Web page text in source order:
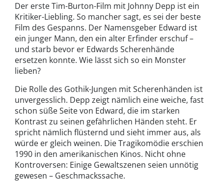
Der erste Tim-Burton-Film mit Johnny Depp ist ein
Kritiker-Liebling. So mancher sagt, es sei der beste
Film des Gespanns. Der Namensgeber Edward ist
ein junger Mann, den ein alter Erfinder erschuf –
und starb bevor er Edwards Scherenhände
ersetzen konnte. Wie lässt sich so ein Monster
lieben?
Die Rolle des Gothik-Jungen mit Scherenhänden ist
unvergesslich. Depp zeigt nämlich eine weiche, fast
schon süße Seite von Edward, die im starken
Kontrast zu seinen gefährlichen Händen steht. Er
spricht nämlich flüsternd und sieht immer aus, als
würde er gleich weinen. Die Tragikomödie erschien
1990 in den amerikanischen Kinos. Nicht ohne
Kontroversen: Einige Gewaltszenen seien unnötig
gewesen – Geschmackssache.